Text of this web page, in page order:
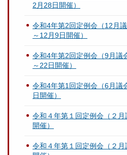
2月28日開催）
令和4年第2回定例会（12月
～12月9日開催）
令和4年第2回定例会（9月議
～22日開催）
令和4年第1回定例会（6月議
日開催）
令和４年第１回定例会（２
開催）
令和４年第１回定例会（２